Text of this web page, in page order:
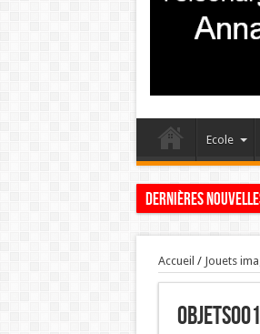
Ecole
Dernières
Accueil / Jouets